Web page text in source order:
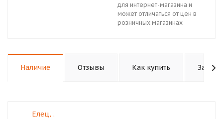
для интернет-магазина и
может отличаться от цен в
розничных магазинах
Наличие Отзывы Как купить
Елец, .